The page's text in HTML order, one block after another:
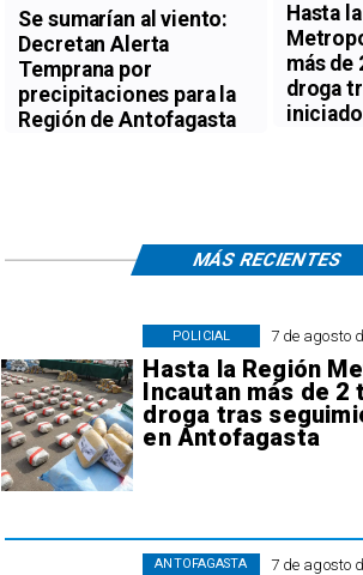
Se sumarían al viento:
Decretan Alerta
Temprana por
precipitaciones para la
Región de Antofagasta
Hasta
más de
droga
7 de agosto
Hasta la Región
Incautan más de
droga tras
en Antofagasta
POLICIAL
7 de agosto
ANTOFAGASTA
MÁS RECIENTES